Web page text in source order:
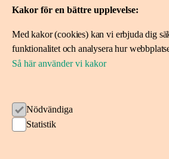
Mer om oss
Om Idéer för livet
Ansök om stöd
Kakor för en bättre upplevelse:
Med kakor (cookies) kan vi erbjuda dig
funktionalitet och analysera hur
Så här använder vi kakor
Nödvändiga
Statistik